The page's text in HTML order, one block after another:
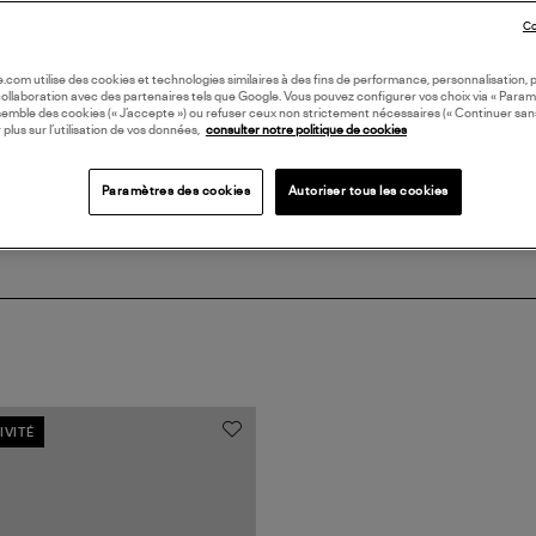
utilise des cookies et technologies similaires à des fins de performance, personnalisation,
avec des partenaires tels que Google. Vous pouvez configurer vos choix via «
des cookies (« J’accepte ») ou refuser ceux non strictement nécessaires (« Continuer
sur l’utilisation de vos données, consulter notre politique de cookies
Paramètres des cookies Autoriser tous les cookies